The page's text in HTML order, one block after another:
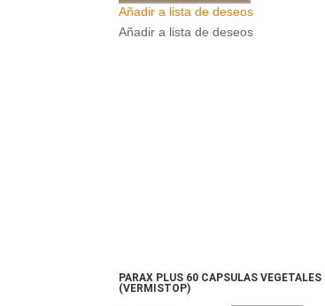
Añadir a lista de deseos
Añadir a lista de deseos
PARAX PLUS 60 CAPSULAS VEGETALES
(VERMISTOP)